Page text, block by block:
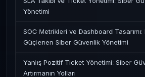
Yönetimi
SOC Metrikleri ve Dashboard
Güçlenen Siber Güvenlik Yönetimi
Yanlış Pozitif Ticket Yönetimi: Siber
Artırmanın Yolları